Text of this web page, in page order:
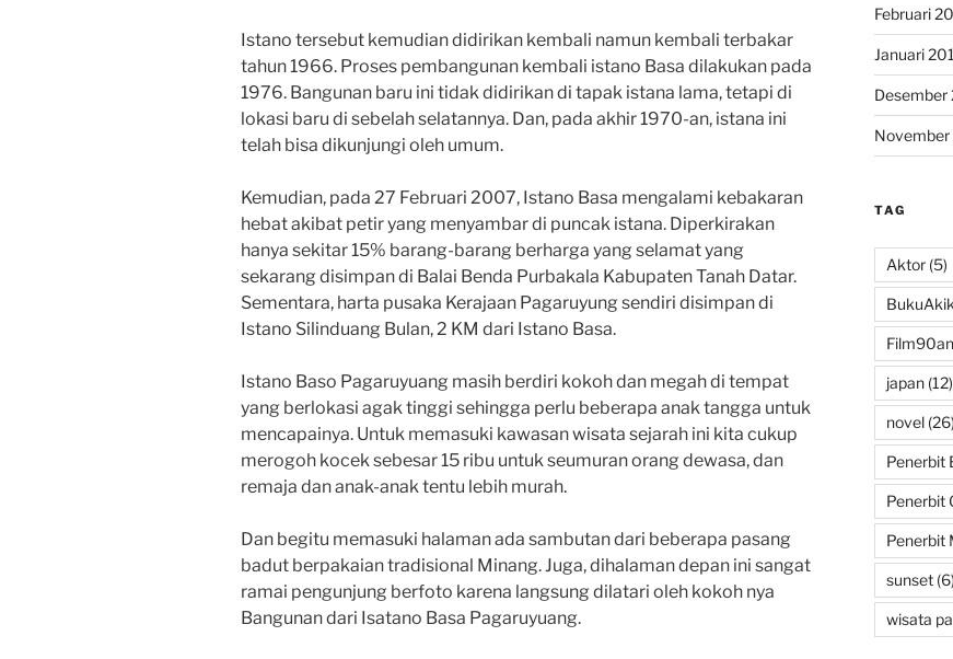
Istano tersebut kemudian didirikan kembali namun kembali terbakar
tahun 1966. Proses pembangunan kembali istano Basa dilakukan pada
1976. Bangunan baru ini tidak didirikan di tapak istana lama, tetapi di
lokasi baru di sebelah selatannya. Dan, pada akhir 1970-an, istana ini
telah bisa dikunjungi oleh umum.
Kemudian, pada 27 Februari 2007, Istano Basa mengalami kebakaran
hebat akibat petir yang menyambar di puncak istana. Diperkirakan
hanya sekitar 15% barang-barang berharga yang selamat yang
sekarang disimpan di Balai Benda Purbakala Kabupaten Tanah Datar.
Sementara, harta pusaka Kerajaan Pagaruyung sendiri disimpan di
Istano Silinduang Bulan, 2 KM dari Istano Basa.
Istano Baso Pagaruyuang masih berdiri kokoh dan megah di tempat
yang berlokasi agak tinggi sehingga perlu beberapa anak tangga untuk
mencapainya. Untuk memasuki kawasan wisata sejarah ini kita cukup
merogoh kocek sebesar 15 ribu untuk seumuran orang dewasa, dan
remaja dan anak-anak tentu lebih murah.
Dan begitu memasuki halaman ada sambutan dari beberapa pasang
badut berpakaian tradisional Minang. Juga, dihalaman depan ini sangat
ramai pengunjung berfoto karena langsung dilatari oleh kokoh nya
Bangunan dari Isatano Basa Pagaruyuang.
Februari
Januari
Desember
November
TAG
Aktor(5)
BukuAkik
Film90an
japan(12)
novel(26)
Penerbit
Penerbit
Penerbit
sunset(6)
wisata